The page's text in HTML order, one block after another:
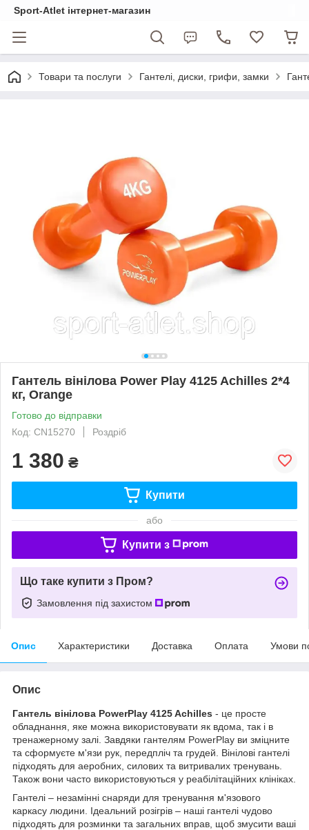
Sport-Atlet інтернет-магазин
Товари та послуги Гантелі, диски, грифи, замки
Гантель вінілова Power Play 4125 Achilles 2*4
кг, Orange
Готово до відправки
Код: CN15270
Роздріб
1 380 ₴
Купити
або
Купити з
Що таке купити з Пром?
Замовлення під захистом
Опис Характеристики Доставка Оплата Умови
Опис
Гантель вінілова PowerPlay 4125 Achilles - це просте
обладнання, яке можна використовувати як вдома, так і в
тренажерному залі. Завдяки гантелям PowerPlay ви зміцните
та сформуєте м'язи рук, передпліч та грудей. Вінілові гантелі
підходять для аеробних, силових та витривалих тренувань.
Також вони часто використовуються у реабілітаційних клініках.
Гантелі – незамінні снаряди для тренування м'язового
каркасу людини. Ідеальний розігрів – наші гантелі чудово
підходять для розминки та загальних вправ, щоб змусити ваші